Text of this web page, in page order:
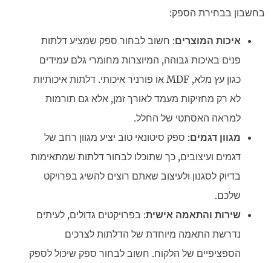
בחשבון בבחירת הספק:
איכות המוצרים: חשוב לבחור ספק שמציע דלתות
פנים באיכות גבוהה, המיוצרות מחומרי גלם עמידים
כגון עץ מלא, MDF או פורניר איכותי. דלתות איכותיות
לא רק מחזיקות מעמד לאורך זמן, אלא גם תורמות
למראה האסתטי של החלל.
מגוון דגמים: ספק סיטונאי טוב יציע מגוון רחב של
דגמים ועיצובים, כך שתוכלו לבחור דלתות שמתאימות
בדיוק לסגנון ולעיצוב שאתם רוצים להשיג בפרויקט
שלכם.
שירות והתאמה אישית: בפרויקטים גדולים, לעיתים
נדרשת התאמה מיוחדת של הדלתות לצרכים
הספציפיים של הלקוח. חשוב לבחור ספק שיכול לספק